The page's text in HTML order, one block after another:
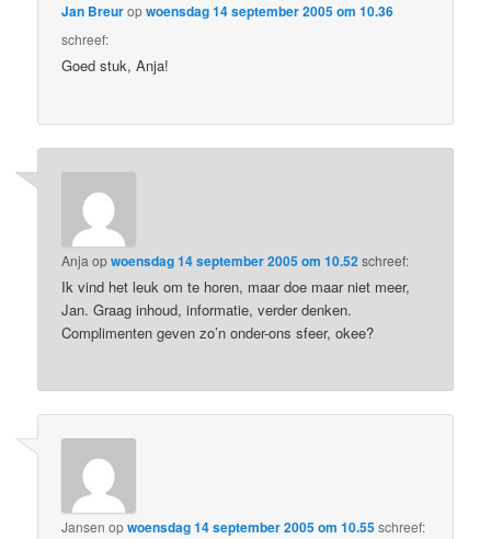
Jan Breuropwoensdag 14 september 2005 om 10.36
schreef:
Goed stuk, Anja!
Anja opwoensdag 14 september 2005 om 10.52schreef:
Ik vind het leuk om te horen, maar doe maar niet meer,
Jan. Graag inhoud, informatie, verder denken.
Complimenten geven zo’n onder-ons sfeer, okee?
Jansen opwoensdag 14 september 2005 om 10.55schreef: